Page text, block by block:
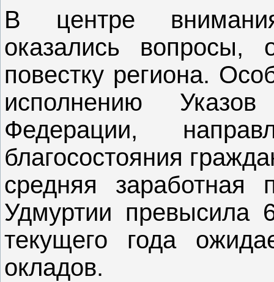
В центре
оказались вопросы,
повестку региона.
исполнению
Федерации,
благосостояния
средняя
Удмуртии превысила
текущего года
окладов.